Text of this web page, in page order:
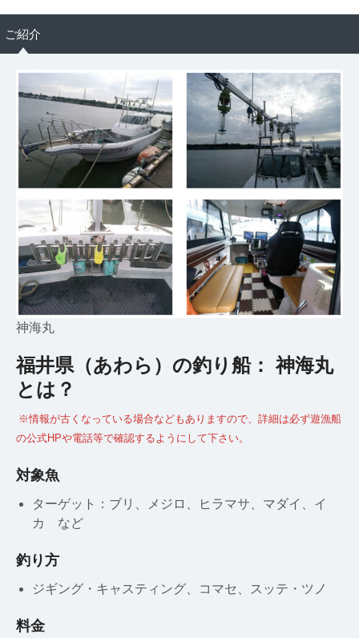
ご紹介
神海丸
福井県（あわら）の釣り船： 神海丸
とは？
※情報が古くなっている場合などもありますので、詳細は必ず遊漁船
の公式HPや電話等で確認するようにして下さい。
対象魚
ターゲット：ブリ、メジロ、ヒラマサ、マダイ、イ
カ など
釣り方
ジギング・キャスティング、コマセ、スッテ・ツノ
料金